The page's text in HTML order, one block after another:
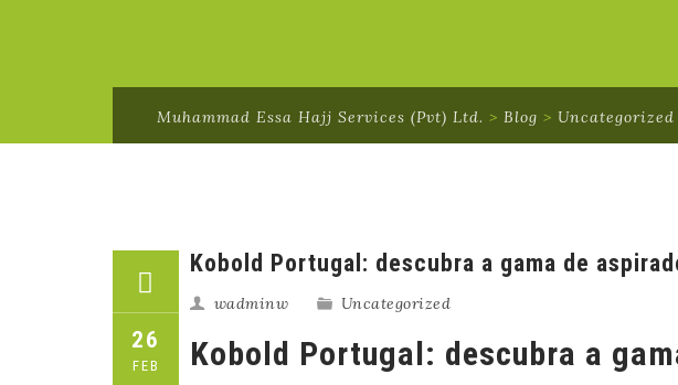
Muhammad Essa Hajj Services (Pvt) Ltd. > Blog > Uncategorized
26
FEB
Kobold Portugal: descubra a gama de
wadminw Uncategorized
Kobold Portugal: descubra a